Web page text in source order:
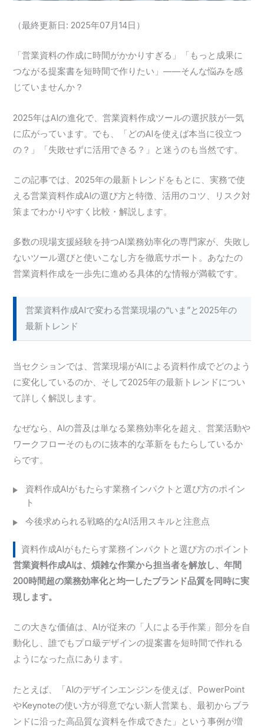
（最終更新日: 2025年07月14日）
「営業資料の作成に時間がかかりすぎる」「もっと成果に
つながる提案書を短時間で作りたい」——そんな悩みを感
じていませんか？
2025年はAIの進化で、営業資料作成ツールの選択肢が一気
に広がっています。でも、「どのAIを使えば本当に役立つ
の？」「失敗せずに活用できる？」と迷うのも当然です。
この記事では、2025年の最新トレンドをもとに、実務で使
える営業資料作成AIの選び方と特徴、活用のコツ、リスク対
策までわかりやすく比較・解説します。
多数の現場支援経験を持つAI業務効率化の専門家が、失敗し
ないツール選びと使いこなし方を徹底サポート。あなたの
営業資料作成を一歩先に進める具体的な情報が満載です。
営業資料作成AIで変わる営業現場の“いま”と2025年の
最新トレンド
当セクションでは、営業現場がAIによる資料作成でどのよう
に変化しているのか、そして2025年の最新トレンドについ
て詳しく解説します。
なぜなら、AIの普及は単なる業務効率化を超え、営業活動や
ワークフローそのものに抜本的な革新をもたらしているか
らです。
資料作成AIがもたらす業務インパクトと選び方のポイン
ト
今後求められる戦略的なAI活用スキルと注意点
資料作成AIがもたらす業務インパクトと選び方のポイント
営業資料作成AIは、煩雑な作業から担当者を解放し、年間
200時間超の業務効率化と均一したブランド品質を同時に実
現します。
この大きな価値は、AIが従来の「人による手作業」部分を自
動化し、誰でもプロ級デザインの提案書を短時間で作れる
ようになった点にあります。
たとえば、「AIのデザインエンジンを使えば、PowerPoint
やKeynoteの使い方が得意でない新人営業も、最初からブラ
ンドに沿った高品質な資料を作成できた」という事例が増